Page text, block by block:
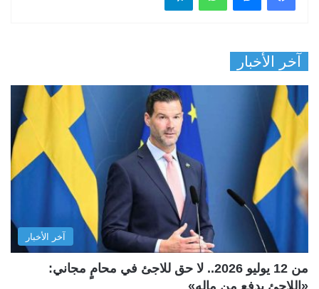
آخر الأخبار
آخر الأخبار
من 12 يوليو 2026.. لا حق للاجئ في محامٍ مجاني: